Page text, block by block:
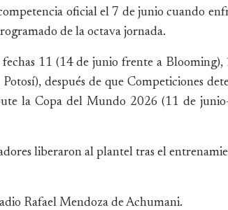
oficial el 7 de junio cuando
de la octava jornada.
fechas 11 (14 de junio frente a Blooming),
después de que Competiciones
la Copa del Mundo 2026 (11 de
liberaron al plantel tras el
Rafael Mendoza de Achumani.